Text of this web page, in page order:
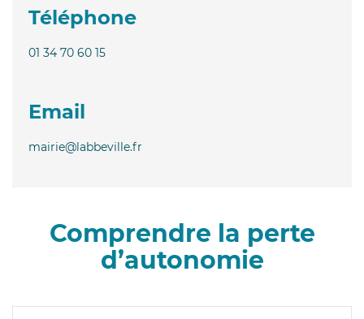
Téléphone
01 34 70 60 15
Email
mairie@labbeville.fr
Comprendre la perte
d’autonomie